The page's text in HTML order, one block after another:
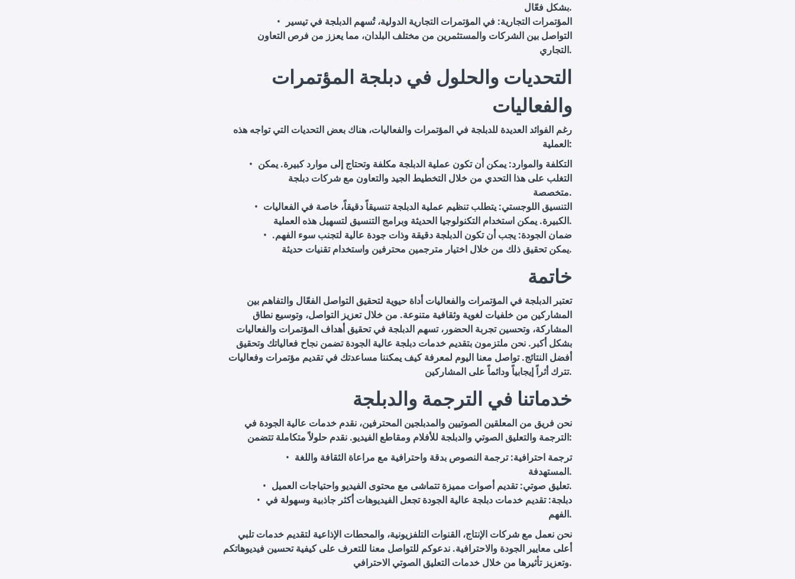
بشكل فعّال.
المؤتمرات التجارية: في المؤتمرات التجارية الدولية، تُسهم الدبلجة في تيسير
التواصل بين الشركات والمستثمرين من مختلف البلدان، مما يعزز من فرص التعاون
التجاري.
التحديات والحلول في دبلجة المؤتمرات
والفعاليات
رغم الفوائد العديدة للدبلجة في المؤتمرات والفعاليات، هناك بعض التحديات التي تواجه هذه
العملية:
التكلفة والموارد: يمكن أن تكون عملية الدبلجة مكلفة وتحتاج إلى موارد كبيرة. يمكن
التغلب على هذا التحدي من خلال التخطيط الجيد والتعاون مع شركات دبلجة
متخصصة.
التنسيق اللوجستي: يتطلب تنظيم عملية الدبلجة تنسيقاً دقيقاً، خاصة في الفعاليات
الكبيرة. يمكن استخدام التكنولوجيا الحديثة وبرامج التنسيق لتسهيل هذه العملية.
ضمان الجودة: يجب أن تكون الدبلجة دقيقة وذات جودة عالية لتجنب سوء الفهم.
يمكن تحقيق ذلك من خلال اختيار مترجمين محترفين واستخدام تقنيات حديثة.
خاتمة
تعتبر الدبلجة في المؤتمرات والفعاليات أداة حيوية لتحقيق التواصل الفعّال والتفاهم بين
المشاركين من خلفيات لغوية وثقافية متنوعة. من خلال تعزيز التواصل، وتوسيع نطاق
المشاركة، وتحسين تجربة الحضور، تسهم الدبلجة في تحقيق أهداف المؤتمرات والفعاليات
بشكل أكبر. نحن ملتزمون بتقديم خدمات دبلجة عالية الجودة تضمن نجاح فعالياتك وتحقيق
أفضل النتائج. تواصل معنا اليوم لمعرفة كيف يمكننا مساعدتك في تقديم مؤتمرات وفعاليات
تترك أثراً إيجابياً ودائماً على المشاركين.
خدماتنا في الترجمة والدبلجة
نحن فريق من المعلقين الصوتيين والمدبلجين المحترفين، نقدم خدمات عالية الجودة في
الترجمة والتعليق الصوتي والدبلجة للأفلام ومقاطع الفيديو. نقدم حلولاً متكاملة تتضمن:
ترجمة احترافية: ترجمة النصوص بدقة واحترافية مع مراعاة الثقافة واللغة
المستهدفة.
تعليق صوتي: تقديم أصوات مميزة تتماشى مع محتوى الفيديو واحتياجات العميل.
دبلجة: تقديم خدمات دبلجة عالية الجودة تجعل الفيديوهات أكثر جاذبية وسهولة في
الفهم.
نحن نعمل مع شركات الإنتاج، القنوات التلفزيونية، والمحطات الإذاعية لتقديم خدمات تلبي
أعلى معايير الجودة والاحترافية. ندعوكم للتواصل معنا للتعرف على كيفية تحسين فيديوهاتكم
وتعزيز تأثيرها من خلال خدمات التعليق الصوتي الاحترافي.